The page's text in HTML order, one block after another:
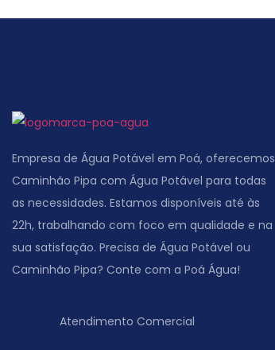
Empresa de Água Potável em Poá, oferecemos
Caminhão Pipa com Água Potável para todas
as necessidades. Estamos disponíveis até às
22h, trabalhando com foco em qualidade e na
sua satisfação. Precisa de Água Potável ou
Caminhão Pipa? Conte com a Poá Água!
Atendimento Comercial